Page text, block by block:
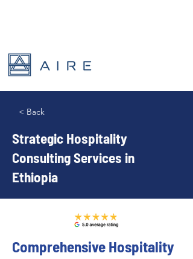
< Back
Strategic Hospitality
Consulting Services in
Ethiopia
Comprehensive Hospitality